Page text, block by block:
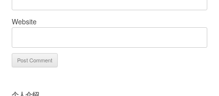
Website